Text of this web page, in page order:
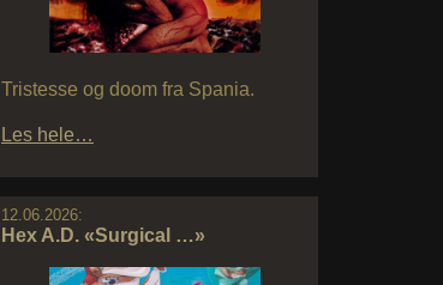
Tristesse og doom fra Spania.
Les hele…
12.06.2026:
Hex A.D. «Surgical …»